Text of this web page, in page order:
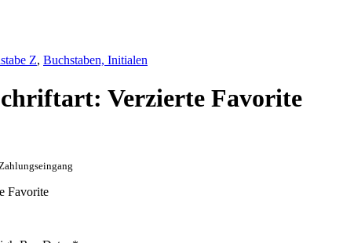
Z, Buchstaben, Initialen
Verzierte Favorite
Favorite